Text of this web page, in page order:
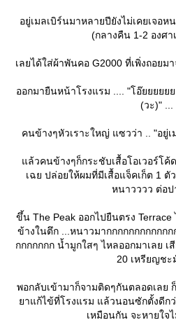
อยู่เมลเบิร์นมาหลายปียังไม่เคยเจ
(กลางคืน 1-2 องศา
เลยได้ใส่ผ้าพันคอ G2000 ที่เพิ่งถอยม
ออกมายืนหน้าโรงแรม .... "โอ๊ยยยย
(วะ)" ...
คนข้างๆหัวเราะใหญ่ แซวว่า .. "อยู่เ
ล้วคนข้างๆก็กระชับเสื้อโอเวอร์โค้
เฉย ปล่อยให้ผมที่มีเสื้อแจ็คเก็ต 1
หนาวววว
ขึ้น The Peak ออกไปยืนตรง
ข้างในตึก ...หนาวมากกกกกกกกกกก
กกกกกกก น้ำมูกใสๆ ไหลออกมาเลย
20 เหรียญชะ
พอกลับเข้ามาก็จามติดๆกันตลอดเลย
าแก้ไข้ที่โรงแรม แล้วนอนซักตั้งดีก
เหมือนกัน จะหายใจ